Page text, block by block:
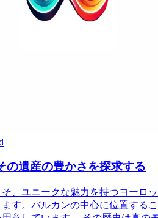
の遺産の豊かさを探求する
、ユニークな魅力を持つヨーロ
す。バルカンの中心に位置する